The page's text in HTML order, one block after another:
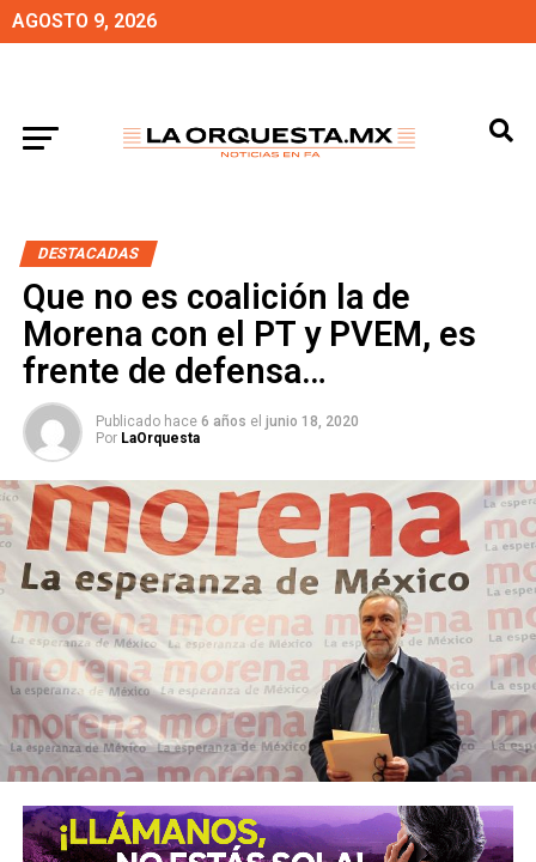
AGOSTO 9, 2026
DESTACADAS
Que no es coalición la de
Morena con el PT y PVEM, es
frente de defensa…
Publicado hace 6 años el junio 18, 2020
Por LaOrquesta